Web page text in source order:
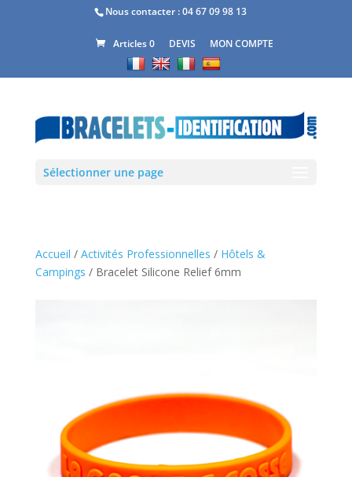
Nous contacter :04 67 09 98 13
Articles 0 DEVIS MON COMPTE
Sélectionner une page
Accueil / Activités Professionnelles / Hôtels &
Campings / Bracelet Silicone Relief 6mm